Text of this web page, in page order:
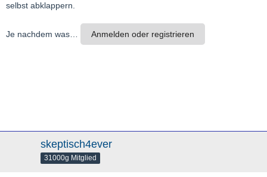
selbst abklappern.
Je nachdem was… Anmelden oder registrieren
skeptisch4ever
31000g Mitglied